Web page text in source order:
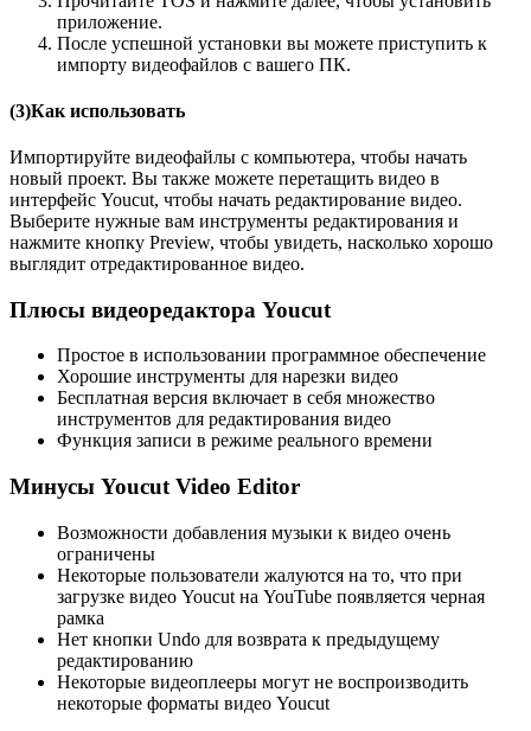
приложение.
После успешной установки вы можете приступить к
импорту видеофайлов с вашего ПК.
(3)Как использовать
Импортируйте видеофайлы с компьютера, чтобы начать
новый проект. Вы также можете перетащить видео в
интерфейс Youcut, чтобы начать редактирование видео.
Выберите нужные вам инструменты редактирования и
нажмите кнопку Preview, чтобы увидеть, насколько хорошо
выглядит отредактированное видео.
Плюсы видеоредактора Youcut
Простое в использовании программное обеспечение
Хорошие инструменты для нарезки видео
Бесплатная версия включает в себя множество
инструментов для редактирования видео
Функция записи в режиме реального времени
Минусы Youcut Video Editor
Возможности добавления музыки к видео очень
ограничены
Некоторые пользователи жалуются на то, что при
загрузке видео Youcut на YouTube появляется черная
рамка
Нет кнопки Undo для возврата к предыдущему
редактированию
Некоторые видеоплееры могут не воспроизводить
некоторые форматы видео Youcut